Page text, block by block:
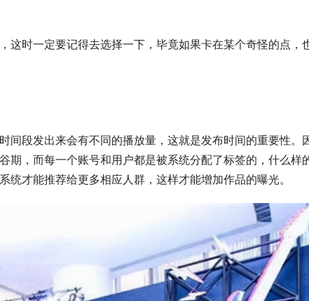
这时一定要记得去选择一下，毕竟如果卡在某个奇怪的点，
间段发出来会有不同的播放量，这就是发布时间的重要性。
期，而每一个账号和用户都是被系统分配了标签的，什么样
才能推荐给更多相应人群，这样才能增加作品的曝光。